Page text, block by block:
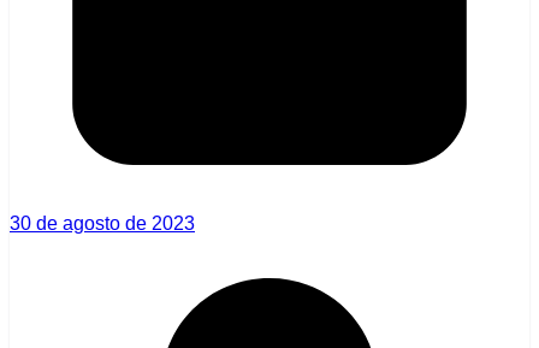
30 de agosto de 2023